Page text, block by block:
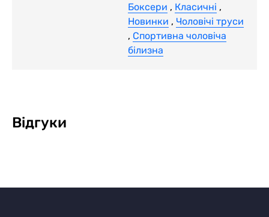
Боксери , Класичні ,
Новинки , Чоловічі труси
, Спортивна чоловіча
білизна
Відгуки